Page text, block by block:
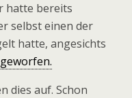
hatte bereits
selbst einen der
hatte, angesichts
dies auf. Schon